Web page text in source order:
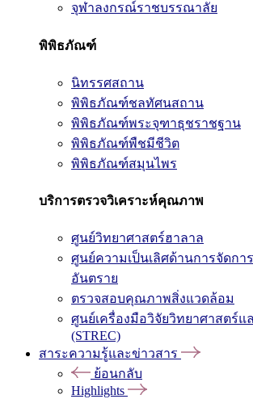
จุฬาลงกรณ์ราชบรรณาลัย
พิพิธภัณฑ์
นิทรรศสถาน
พิพิธภัณฑ์ชลทัศนสถาน
พิพิธภัณฑ์พระจุฑาธุชราชฐาน
พิพิธภัณฑ์พืชมีชีวิต
พิพิธภัณฑ์สมุนไพร
บริการตรวจวิเคราะห์คุณภาพ
ศูนย์วิทยาศาสตร์ฮาลาล
ศูนย์ความเป็นเลิศด้านการจัดกา
อันตราย
ตรวจสอบคุณภาพสิ่งแวดล้อม
ศูนย์เครื่องมือวิจัยวิทยาศาสตร์แ
(STREC)
สาระความรู้และข่าวสาร
ย้อนกลับ
Highlights